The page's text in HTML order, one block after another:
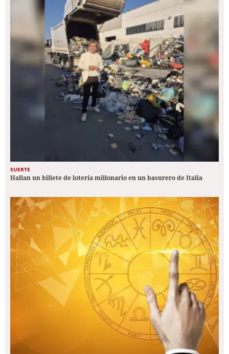
SUERTE
Hallan un billete de lotería millonario en un basurero de Italia